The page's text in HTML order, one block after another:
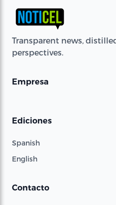
Transparent news,
perspectives.
Empresa
Ediciones
Spanish
English
Contacto